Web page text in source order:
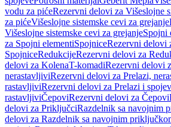
vodu za pićeRezervni delovi za Višeslojne
za pićeVišeslojne sistemske cevi za grejanje
Višeslojne sistemske cevi za grejanjeSpojni
za Spojni elementiSpojniceRezervni delovi
SpojniceRedukcijeRezervni delovi za
delovi za KolenaT-komadiRezervni delovi
nerastavljiviRezervni delovi za Prelazi,
rastavljiviRezervni delovi za Prelazi i
rastavljiviČepoviRezervni delovi za Čepovi
delovi za PriključciRazdelnik sa navojnim
delovi za Razdelnik sa navojnim